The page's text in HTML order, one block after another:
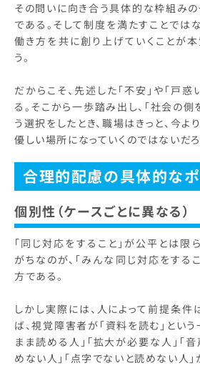
その問いに向き合う具体的な枠組みの
である。そして制度を満たすことでは
働き方を共に創り上げていくことが
う。
だからこそ、先述した「不安」や「戸惑
る。そこから一歩踏み出し、「社会の側
う選択をしたとき、職場はきっと、今よ
優しい場所になっていくのではないだろ
合理的配慮の具体的なポ
個別性（ケースごとに異なる）
「同じ対応をすること」が公平とは限
がちなのが、「みんな同じ対応をする
方である。
しかし実際には、人によって前提条件
ば、視覚障害者が「資料を読む」という
まま読める人」「拡大が必要な人」「
めない人」「点字でないと読めない人」